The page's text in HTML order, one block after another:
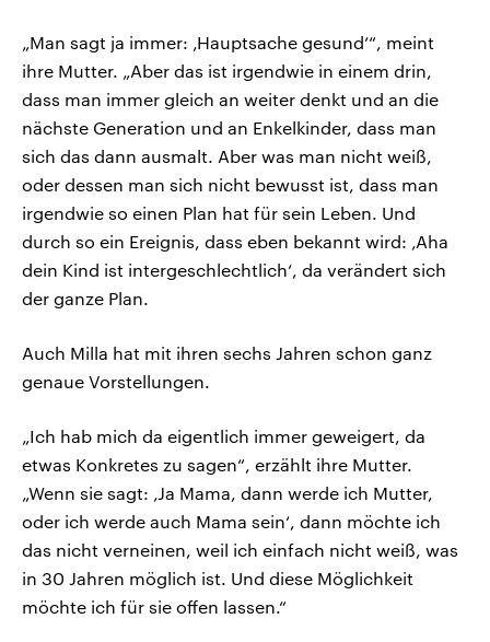
„Man sagt ja immer: ‚Hauptsache gesund‘“, meint
ihre Mutter. „Aber das ist irgendwie in einem drin,
dass man immer gleich an weiter denkt und an die
nächste Generation und an Enkelkinder, dass man
sich das dann ausmalt. Aber was man nicht weiß,
oder dessen man sich nicht bewusst ist, dass man
irgendwie so einen Plan hat für sein Leben. Und
durch so ein Ereignis, dass eben bekannt wird: ‚Aha
dein Kind ist intergeschlechtlich‘, da verändert sich
der ganze Plan.
Auch Milla hat mit ihren sechs Jahren schon ganz
genaue Vorstellungen.
„Ich hab mich da eigentlich immer geweigert, da
etwas Konkretes zu sagen“, erzählt ihre Mutter.
„Wenn sie sagt: ‚Ja Mama, dann werde ich Mutter,
oder ich werde auch Mama sein‘, dann möchte ich
das nicht verneinen, weil ich einfach nicht weiß, was
in 30 Jahren möglich ist. Und diese Möglichkeit
möchte ich für sie offen lassen.“